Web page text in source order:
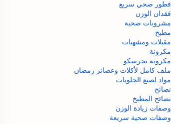
فطور صحي سريع
فقدان الوزن
مشروبات صحية
مطبخ
مقبلات ومشهيات
مكرونة
مكرونة نجرسكو
ملف كامل لأكلات وعصائر رمضان
مواد لصنع الحلويات
نصائح
نصائح المطبخ
وصفات زيادة الوزن
وصفات صحية سريعة